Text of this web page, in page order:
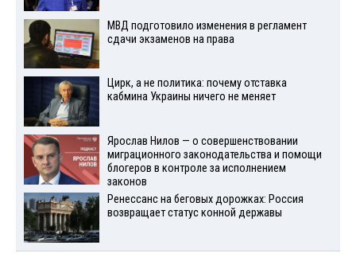
МВД подготовило изменения в регламент
сдачи экзаменов на права
Цирк, а не политика: почему отставка
кабмина Украины ничего не меняет
Ярослав Нилов — о совершенствовании
миграционного законодательства и помощи
блогеров в контроле за исполнением
законов
Ренессанс на беговых дорожках: Россия
возвращает статус конной державы